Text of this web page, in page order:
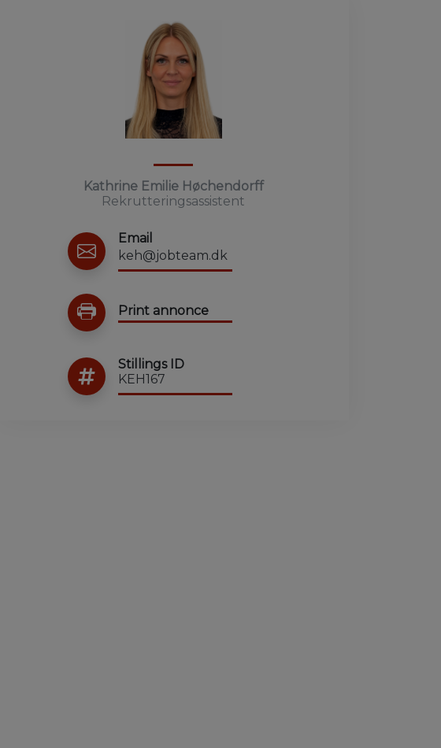
Kathrine Emilie Høchendorff
Rekrutteringsassistent
Email
keh@jobteam.dk
Print annonce
Stillings ID
KEH167